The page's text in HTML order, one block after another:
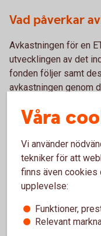
Vad påverkar
Avkastningen för en
utvecklingen av det
fonden följer samt
avkastningen genom
förvaltningsavgift
För- och
Fördelar
Våra
Vi använder
tekniker för att
finns även cookies
upplevelse:
Funktioner,
Relevant